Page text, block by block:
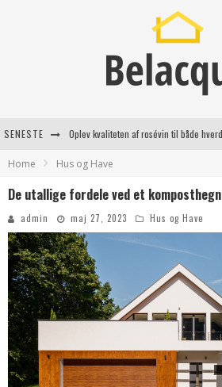
SENESTE
Home Hus og Have
De utallige fordele ved et komposthegn
admin maj 27, 2023 Hus og Have